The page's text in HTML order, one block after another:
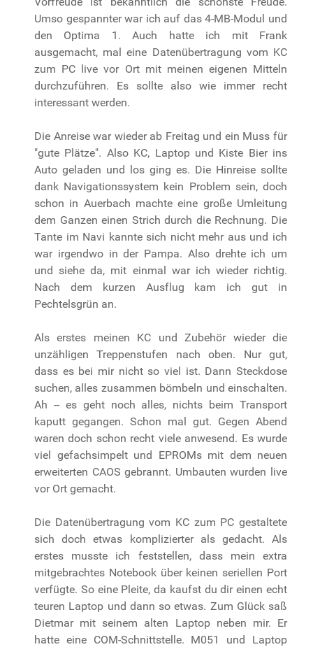
Umso gespannter war ich auf das 4-MB-Modul und
den Optima 1. Auch hatte ich mit Frank
ausgemacht, mal eine Datenübertragung vom KC
zum PC live vor Ort mit meinen eigenen Mitteln
durchzuführen. Es sollte also wie immer recht
interessant werden.
Die Anreise war wieder ab Freitag und ein Muss für
"gute Plätze". Also KC, Laptop und Kiste Bier ins
Auto geladen und los ging es. Die Hinreise sollte
dank Navigationssystem kein Problem sein, doch
schon in Auerbach machte eine große Umleitung
dem Ganzen einen Strich durch die Rechnung. Die
Tante im Navi kannte sich nicht mehr aus und ich
war irgendwo in der Pampa. Also drehte ich um
und siehe da, mit einmal war ich wieder richtig.
Nach dem kurzen Ausflug kam ich gut in
Pechtelsgrün an.
Als erstes meinen KC und Zubehör wieder die
unzähligen Treppenstufen nach oben. Nur gut,
dass es bei mir nicht so viel ist. Dann Steckdose
suchen, alles zusammen bömbeln und einschalten.
Ah -- es geht noch alles, nichts beim Transport
kaputt gegangen. Schon mal gut. Gegen Abend
waren doch schon recht viele anwesend. Es wurde
viel gefachsimpelt und EPROMs mit dem neuen
erweiterten CAOS gebrannt. Umbauten wurden live
vor Ort gemacht.
Die Datenübertragung vom KC zum PC gestaltete
sich doch etwas komplizierter als gedacht. Als
erstes musste ich feststellen, dass mein extra
mitgebrachtes Notebook über keinen seriellen Port
verfügte. So eine Pleite, da kaufst du dir einen echt
teuren Laptop und dann so etwas. Zum Glück saß
Dietmar mit seinem alten Laptop neben mir. Er
hatte eine COM-Schnittstelle. M051 und Laptop